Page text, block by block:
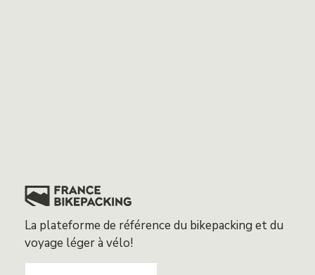
La plateforme de référence du bikepacking et du
voyage léger à vélo!